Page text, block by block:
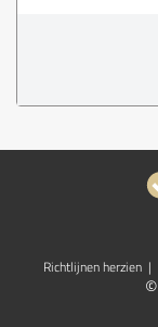
Richtlijnen herzien |
©